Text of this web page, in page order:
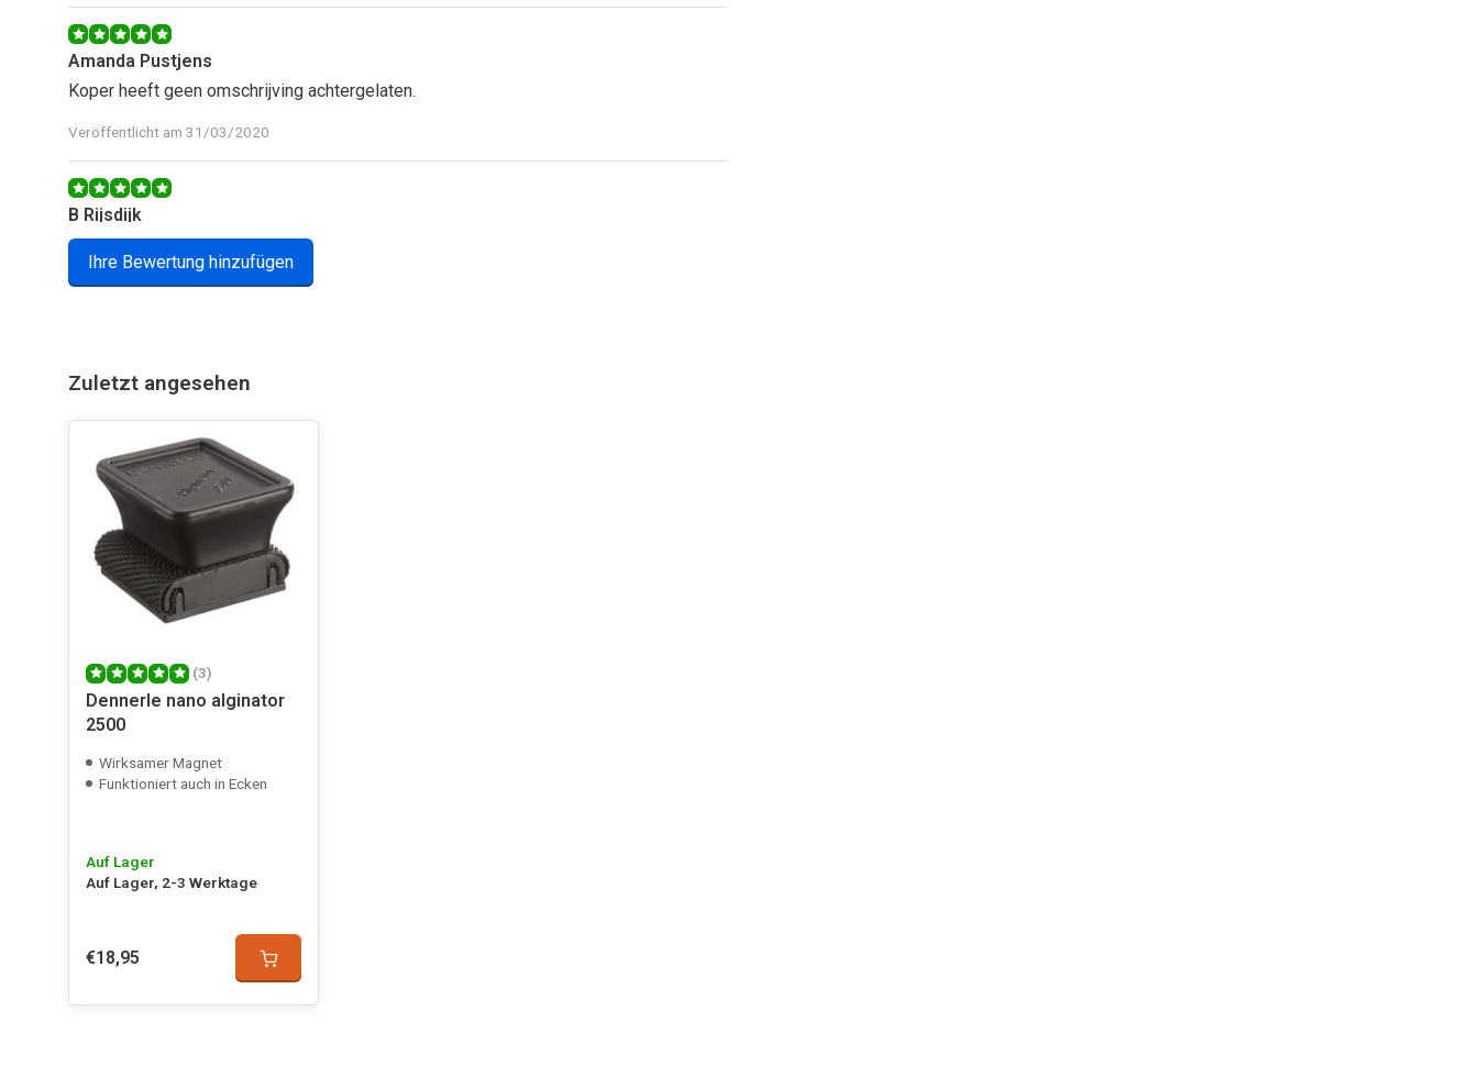
Amanda Pustjens
Koper heeft geen omschrijving achtergelaten.
Veröffentlicht am 31/03/2020
B Rijsdijk
Werkt prima, glas is weer schoon. Gaat makkelijk langs de kromming in het glas.
Veröffentlicht am 28/03/2020
Ihre Bewertung hinzufügen
Zuletzt angesehen
(3)
Dennerle nano alginator
2500
Wirksamer Magnet
Funktioniert auch in Ecken
Auf Lager
Auf Lager, 2-3 Werktage
€18,95